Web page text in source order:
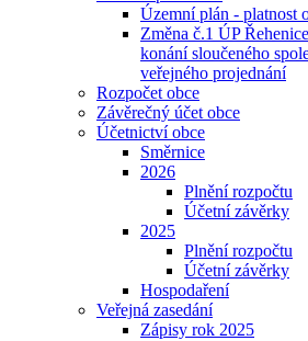
Územní plán - platnost
Změna č.1 ÚP
konání sloučeného
veřejného projednání
Rozpočet obce
Závěrečný účet obce
Účetnictví obce
Směrnice
2026
Plnění rozpočtu
Účetní závěrky
2025
Plnění rozpočtu
Účetní závěrky
Hospodaření
Veřejná zasedání
Zápisy rok 2025